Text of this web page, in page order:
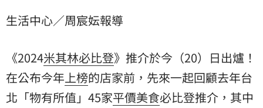
生活中心／周宸妘報導
《2024米其林必比登》推介於今（20）日出爐！
在公布今年上榜的店家前，先來一起回顧去年台
北「物有所值」45家平價美食必比登推介，其中